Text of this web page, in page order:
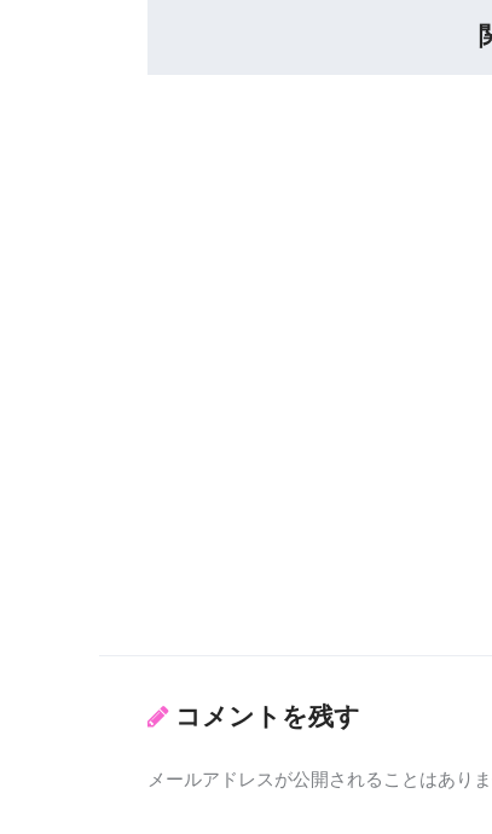
コメントを残す
メールアドレスが公開されることはありま